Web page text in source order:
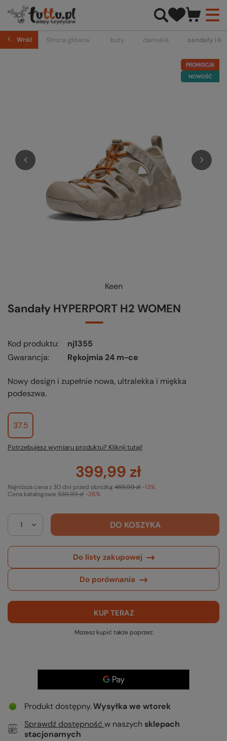
Wróć Strona główna buty damskie sandały i
PROMOCJA
NOWOŚĆ
Keen
Sandały HYPERPORT H2 WOMEN
Kod produktu
nj1355
Gwarancja
Rękojmia 24 m-ce
Nowy design i zupełnie nowa, ultralekka i miękka
podeszwa.
37.5
Potrzebujesz wymiaru produktu? Kliknij tutaj!
399,99 zł
Cena katalogowa:539,99 zł -26%
Najniższa cena z 30 dni przed obniżką:459,99 zł -13%
DO KOSZYKA
Do listy zakupowej
Do porównania
KUP TERAZ
Możesz kupić także poprzez:
Produkt dostępny Wysyłkawe wtorek
Sprawdź dostępność w naszych sklepach
stacjonarnych